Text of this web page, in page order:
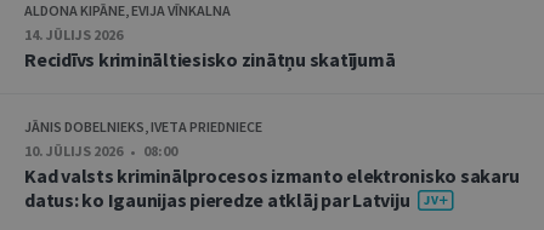
ALDONA KIPĀNE, EVIJA VĪNKALNA
14. JŪLIJS 2026
Recidīvs krimināltiesisko zinātņu skatījumā
JĀNIS DOBELNIEKS, IVETA PRIEDNIECE
10. JŪLIJS 2026 • 08:00
Kad valsts kriminālprocesos izmanto elektronisko sakaru
datus: ko Igaunijas pieredze atklāj par Latviju